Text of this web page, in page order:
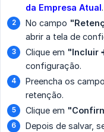
da Empresa Atual.
No campo
abrir a tela de
Clique em "Incluir
configuração.
Preencha os
retenção.
Clique em
Depois de salvar,